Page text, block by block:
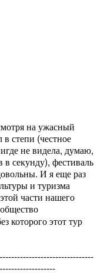
на ужасный
в степи (честное
не видела, думаю,
в секунду), фестиваль
И я еще раз
и туризма
части нашего
которого этот тур